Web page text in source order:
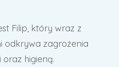
Filip, który wraz z
odkrywa zagrożenia
higieną.